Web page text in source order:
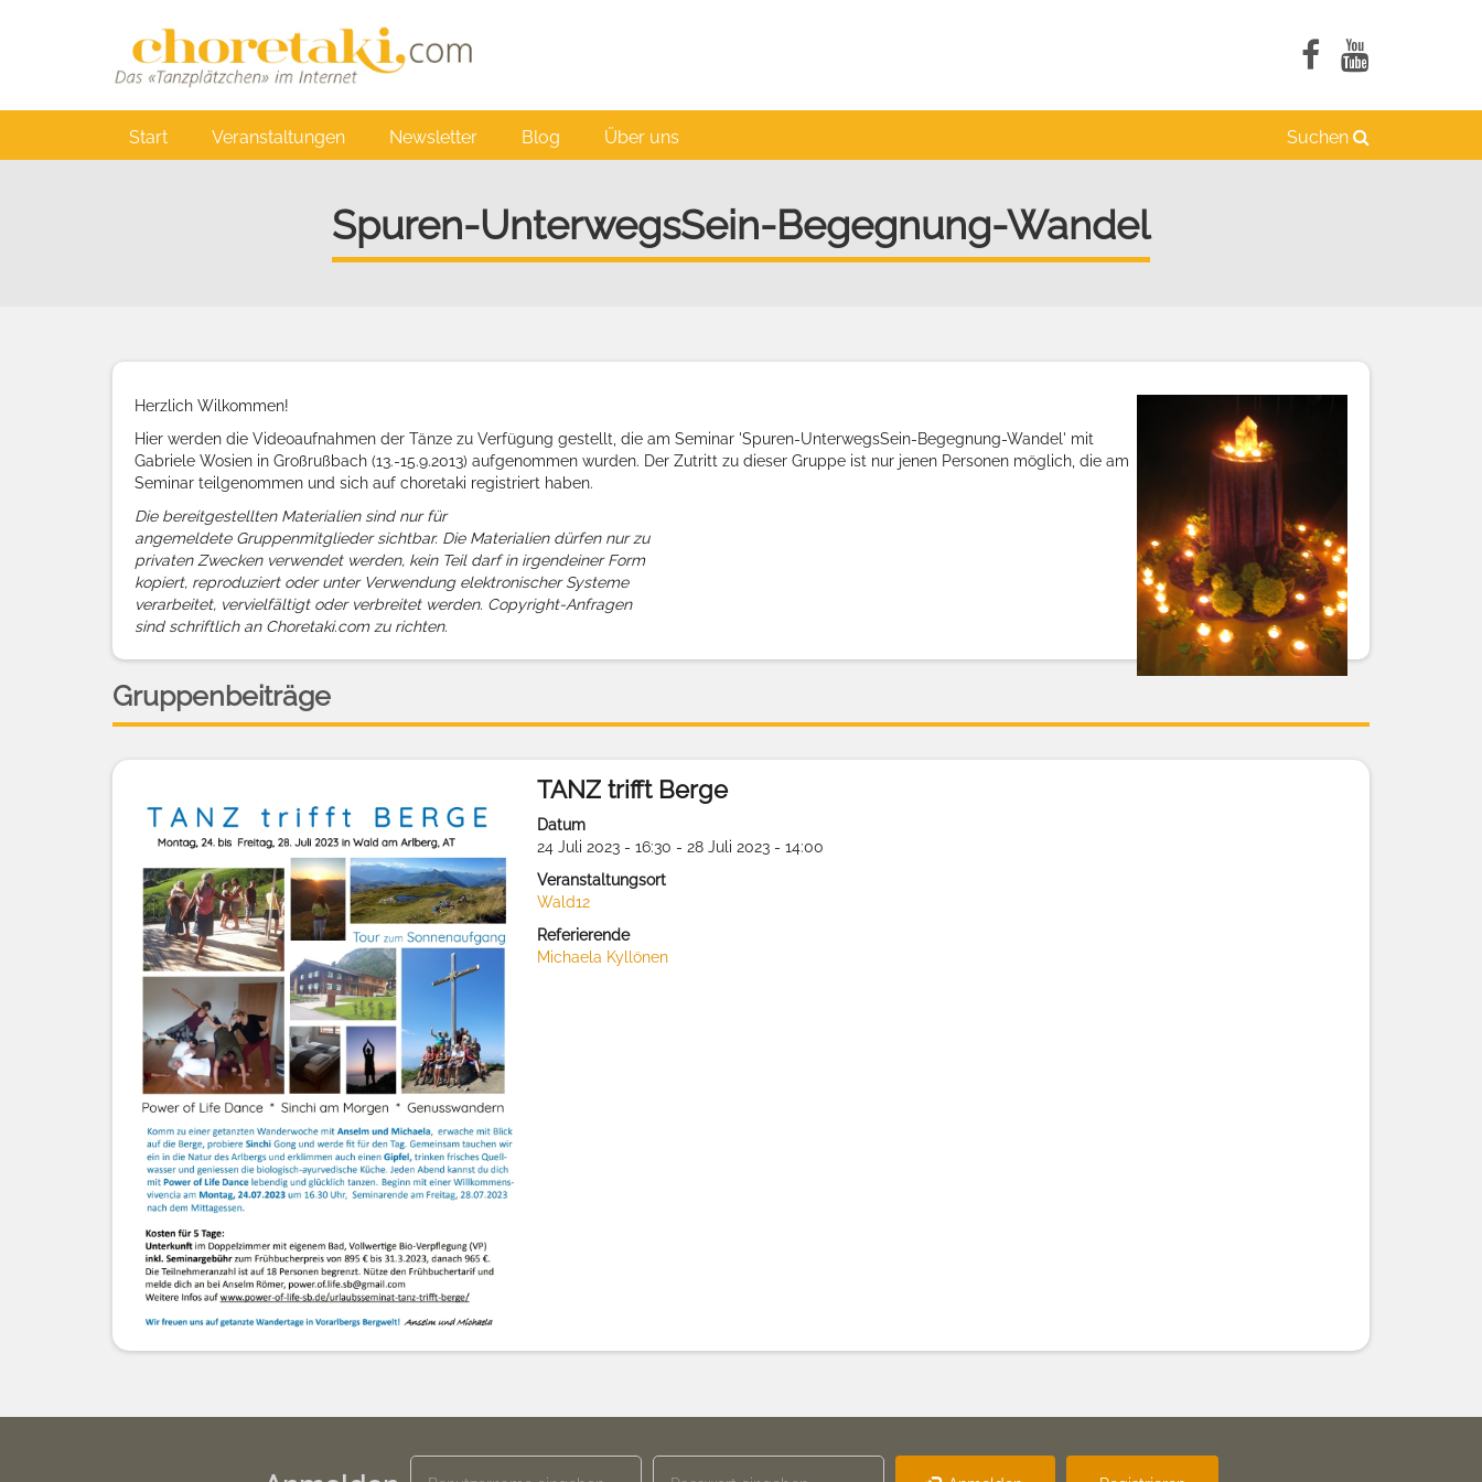
Main
navigation
Start Veranstaltungen Newsletter Blog Über uns Suchen
Spuren-UnterwegsSein-Begegnung-Wandel
Herzlich Wilkommen!
Hier werden die Videoaufnahmen der Tänze zu Verfügung gestellt, die am Seminar 'Spuren-UnterwegsSein-Begegnung-Wandel' mit
Gabriele Wosien in Großrußbach (13.-15.9.2013) aufgenommen wurden. Der Zutritt zu dieser Gruppe ist nur jenen Personen möglich, die am
Seminar teilgenommen und sich auf choretaki registriert haben.
Die bereitgestellten Materialien sind nur für
angemeldete Gruppenmitglieder sichtbar. Die Materialien dürfen nur zu
privaten Zwecken verwendet werden, kein Teil darf in irgendeiner Form
kopiert, reproduziert oder unter Verwendung elektronischer Systeme
verarbeitet, vervielfältigt oder verbreitet werden. Copyright-Anfragen
sind schriftlich an Choretaki.com zu richten.
Gruppenbeiträge
TANZ trifft Berge
Datum
24 Juli 2023 - 16:30 - 28 Juli 2023 - 14:00
Veranstaltungsort
Wald12
Referierende
Michaela Kyllönen